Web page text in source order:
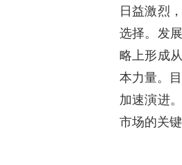
日益激烈
选择。发
略上形成
本力量。
加速演进
市场的关键